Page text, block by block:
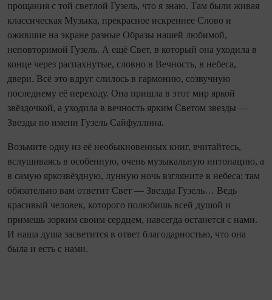
прощания с той светлой Гузель, что я знаю. Там были живая
классическая Музыка, прекрасное искреннее Слово и
ожившие на экране разные Образы нашей любимой,
неповторимой Гузель. А ещё Свет, в который она уходила в
конце через распахнутые, словно в Вечность, в небеса,
двери. Всё это вдруг слилось в гармонию, созвучную
последнему её переходу. Она пришла в этот мир яркой
звёздочкой, а уходила в вечность ярким Светом звезды —
Звезды по имени Гузель Сайфуллина.
Возьмите одну из её необыкновенных книг, вчитайтесь,
вслушиваясь в особенную, очень музыкальную интонацию, а
в самую яркозвёздную, лунную ночь взгляните в небеса: там
обязательно вам ответит Свет — Звезды Гузель… Ведь
красивый человек, которого полюбишь всей душой и
примешь зорким своим сердцем, навсегда останется с нами.
И наша душа засветится в ответ благодарностью, что она
была и есть с нами.